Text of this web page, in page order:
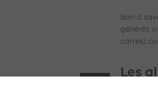
Bon à
générés
cartes)
Les